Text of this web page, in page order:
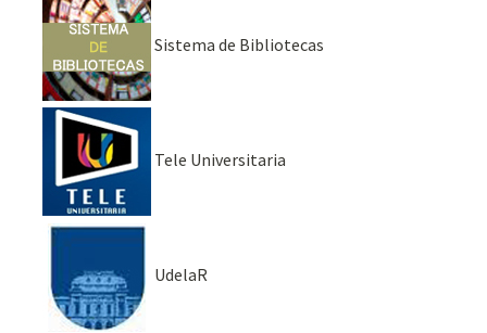
Sistema de Bibliotecas
Tele Universitaria
UdelaR